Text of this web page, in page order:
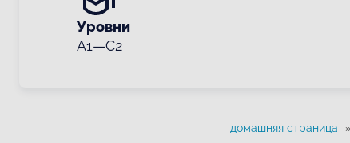
Уровни
A1—C2
домашняя страница